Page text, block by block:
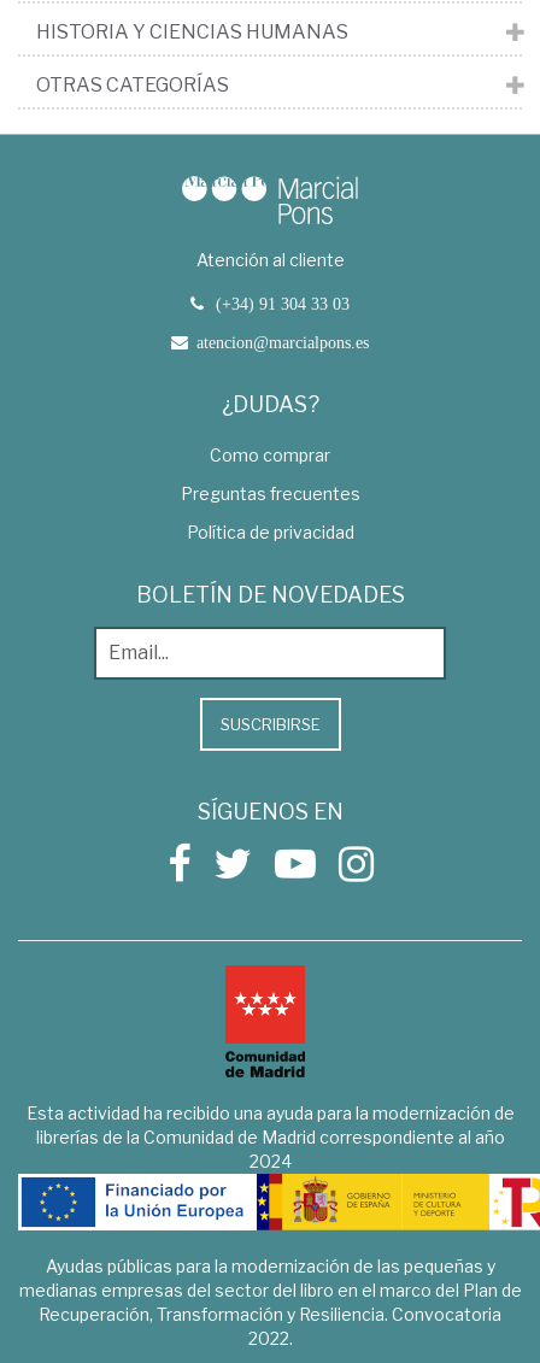
HISTORIA Y CIENCIAS HUMANAS
OTRAS CATEGORÍAS
Atención al cliente
(+34) 91 304 33 03
atencion@marcialpons.es
¿DUDAS?
Como comprar
Preguntas frecuentes
Política de privacidad
BOLETÍN DE NOVEDADES
SUSCRIBIRSE
SÍGUENOS EN
Esta actividad ha recibido una ayuda para la modernización de
librerías de la Comunidad de Madrid correspondiente al año
2024
Ayudas públicas para la modernización de las pequeñas y
medianas empresas del sector del libro en el marco del Plan de
Recuperación, Transformación y Resiliencia. Convocatoria
2022.